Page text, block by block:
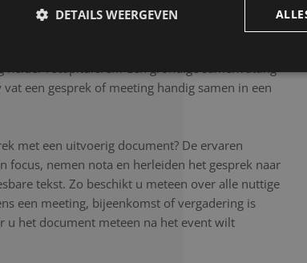
recapituleren? Een grondige samenvatting
een gesprek of meeting handig samen in een
met een uitvoerig document? De ervaren
focus, nemen nota en herleiden het gesprek naar
tekst. Zo beschikt u meteen over alle nuttige
een meeting, bijeenkomst of vergadering is
u het document meteen na het event wilt
DETAILS WEERGEVEN